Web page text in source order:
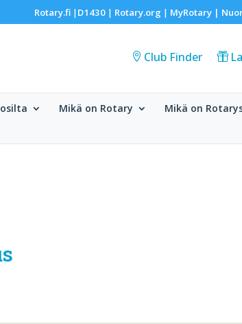
Rotary.fi|D1430| Rotary.org | MyRotary |
Club Finder
Mikä on Rotary Mikä on